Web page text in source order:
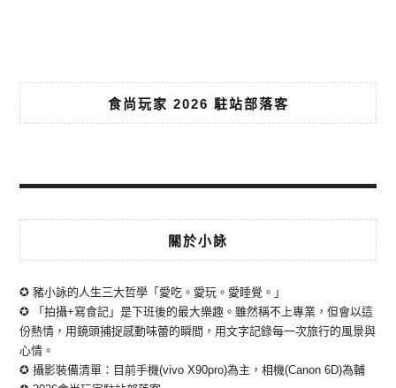
食尚玩家 2026 駐站部落客
關於小詠
✪ 豬小詠的人生三大哲學「愛吃。愛玩。愛睡覺。」
✪ 「拍攝+寫食記」是下班後的最大樂趣。雖然稱不上專業，但會以這
份熱情，用鏡頭捕捉感動味蕾的瞬間，用文字記錄每一次旅行的風景與
心情。
✪ 攝影裝備清單：目前手機(vivo X90pro)為主，相機(Canon 6D)為輔